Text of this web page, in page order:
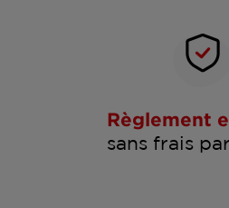
Règlement
sans frais